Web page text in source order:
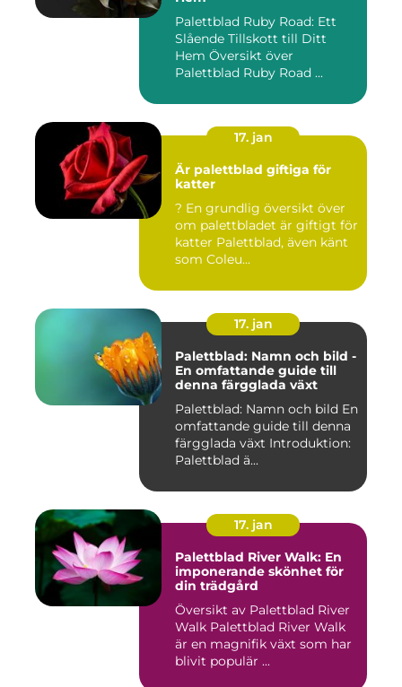
Palettblad Ruby Road: Ett
Slående Tillskott till Ditt
Hem Översikt över
Palettblad Ruby Road ...
17. jan
Är palettblad giftiga för
katter
? En grundlig översikt över
om palettbladet är giftigt för
katter Palettblad, även känt
som Coleu...
17. jan
Palettblad: Namn och bild -
En omfattande guide till
denna färgglada växt
Palettblad: Namn och bild En
omfattande guide till denna
färgglada växt Introduktion:
Palettblad ä...
17. jan
Palettblad River Walk: En
imponerande skönhet för
din trädgård
Översikt av Palettblad River
Walk Palettblad River Walk
är en magnifik växt som har
blivit populär ...